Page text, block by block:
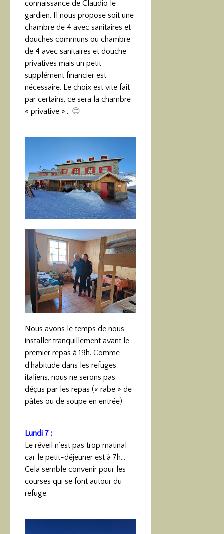
connaissance de Claudio le
gardien. Il nous propose soit une
chambre de 4 avec sanitaires et
douches communs ou chambre
de 4 avec sanitaires et douche
privatives mais un petit
supplément financier est
nécessaire. Le choix est vite fait
par certains, ce sera la chambre
« privative »… 😊
Nous avons le temps de nous
installer tranquillement avant le
premier repas à 19h. Comme
d’habitude dans les refuges
italiens, nous ne serons pas
déçus par les repas (« rabe » de
pâtes ou de soupe en entrée).
Lundi 7 :
Le réveil n’est pas trop matinal
car le petit-déjeuner est à 7h…
Cela semble convenir pour les
courses qui se font autour du
refuge.